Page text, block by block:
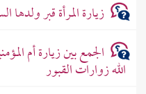
زيارة المرأة قبر ولدها
الجمع بين زيارة أم
الله زوارات القبور